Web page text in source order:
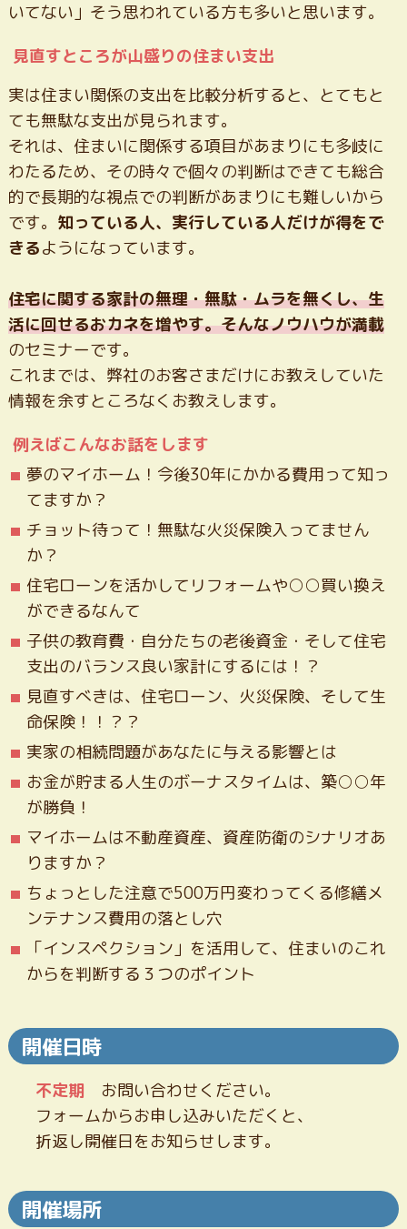
いてない」そう思われている方も多いと思います。
見直すところが山盛りの住まい支出
実は住まい関係の支出を比較分析すると、とてもと
ても無駄な支出が見られます。
それは、住まいに関係する項目があまりにも多岐に
わたるため、その時々で個々の判断はできても総合
的で長期的な視点での判断があまりにも難しいから
です。 知っている人、実行している人だけが得をで
きるようになっています。
住宅に関する家計の無理・無駄・ムラを無くし、生
活に回せるおカネを増やす。そんなノウハウが満載
のセミナーです。
これまでは、弊社のお客さまだけにお教えしていた
情報を余すところなくお教えします。
例えばこんなお話をします
夢のマイホーム！今後30年にかかる費用って知っ
てますか？
チョット待って！無駄な火災保険入ってません
か？
住宅ローンを活かしてリフォームや○○買い換え
ができるなんて
子供の教育費・自分たちの老後資金・そして住宅
支出のバランス良い家計にするには！？
見直すべきは、住宅ローン、火災保険、そして生
命保険！！？？
実家の相続問題があなたに与える影響とは
お金が貯まる人生のボーナスタイムは、築○○年
が勝負！
マイホームは不動産資産、資産防衛のシナリオあ
りますか？
ちょっとした注意で500万円変わってくる修繕メ
ンテナンス費用の落とし穴
「インスペクション」を活用して、住まいのこれ
からを判断する３つのポイント
開催日時
不定期 お問い合わせください。
フォームからお申し込みいただくと、
折返し開催日をお知らせします。
開催場所